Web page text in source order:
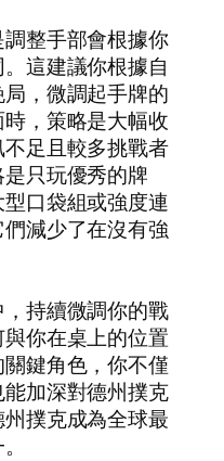
整手部會根據你
這建議你根據自
，微調起手牌的
，策略是大幅收
足且較多挑戰者
只玩優秀的牌
口袋組或強度連
減少了在沒有強
持續微調你的戰
你在桌上的位置
鍵角色，你不僅
加深對德州撲克
撲克成為全球最